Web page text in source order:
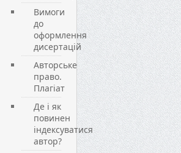
Вимоги
до
оформлення
дисертацій
Авторське
право.
Плагіат
Де і як
повинен
індексуватися
автор?